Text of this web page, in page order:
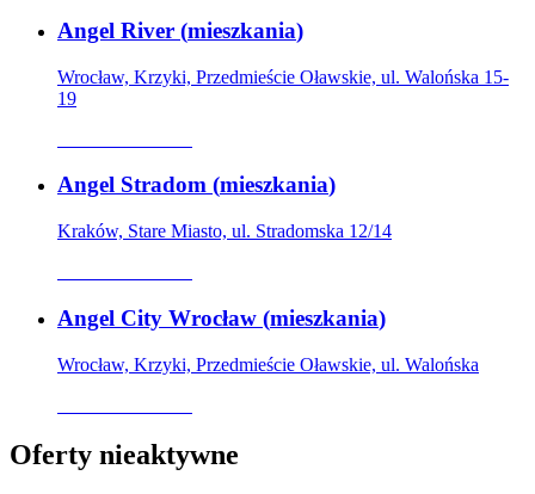
Angel River (mieszkania)
Wrocław, Krzyki, Przedmieście Oławskie, ul. Walońska 15-
19
Angel Stradom (mieszkania)
Kraków, Stare Miasto, ul. Stradomska 12/14
Angel City Wrocław (mieszkania)
Wrocław, Krzyki, Przedmieście Oławskie, ul. Walońska
Oferty nieaktywne